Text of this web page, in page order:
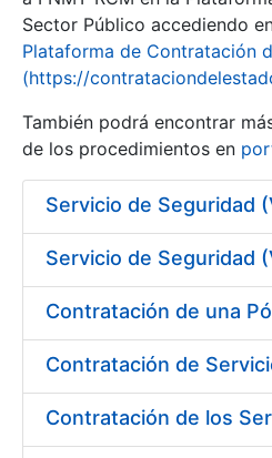
Mostra/Amaga
Sector Público accediendo
Plataforma de Contratación
(https://
También podrá encontrar
de los procedimientos en